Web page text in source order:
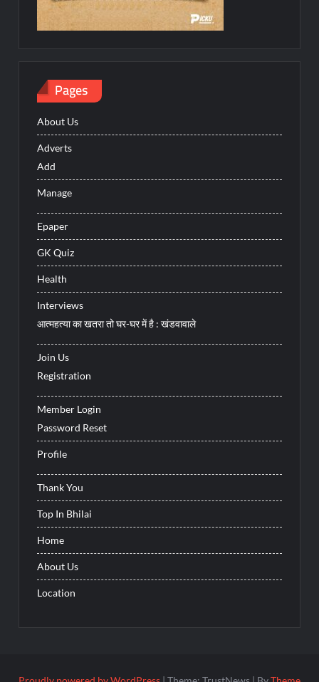
Pages
About Us
Adverts
Add
Manage
Epaper
GK Quiz
Health
Interviews
आत्महत्या का खतरा तो घर-घर में है : खंडवावाले
Join Us
Registration
Member Login
Password Reset
Profile
Thank You
Top In Bhilai
Home
About Us
Location